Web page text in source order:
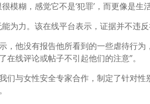
模糊，感觉它不是‘犯罪’，而更像是生
为力。该在线平台表示，证据并不违
，他没有报告他所看到的一些虐待行为
线评论或帖子不引起他们的注意”。
与女性安全专家合作，制定了针对性